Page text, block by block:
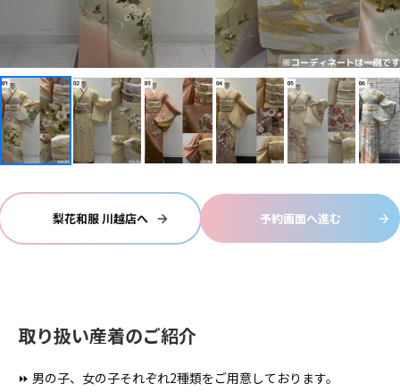
梨花和服 川越店へ 予約画面へ進む
取り扱い産着のご紹介
⏩ 男の子、女の子それぞれ2種類をご用意しております。